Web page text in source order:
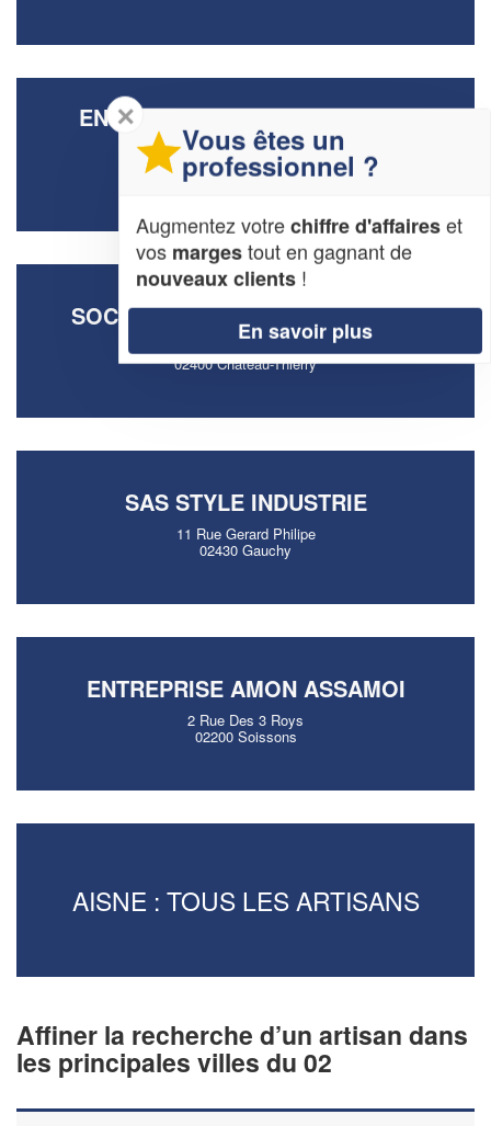
ENTREPRISE CHRISTODOULOU
GUILLAUME
4 Rue De L'ecole
02820 Saint-Thomas
SOCIÉTÉ AISNE SUD ALU (SARL)
02400 Chateau-Thierry
SAS STYLE INDUSTRIE
11 Rue Gerard Philipe
02430 Gauchy
ENTREPRISE AMON ASSAMOI
2 Rue Des 3 Roys
02200 Soissons
AISNE : TOUS LES ARTISANS
Affiner la recherche d’un artisan dans
les principales villes du 02
✕
Vous êtes un
professionnel ?
Augmentez votrechiffre d'affaireset
vos margestout en gagnant de
nouveaux clients !
En savoir plus